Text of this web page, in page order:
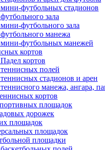
футбольных стадионов
зала
футбольного зала
манежа
мини-футбольных манежей
кортов
кортов
полей
стадионов и арен
манежа, ангара,
кортов
площадок
дорожек
площадок
площадок
площадки